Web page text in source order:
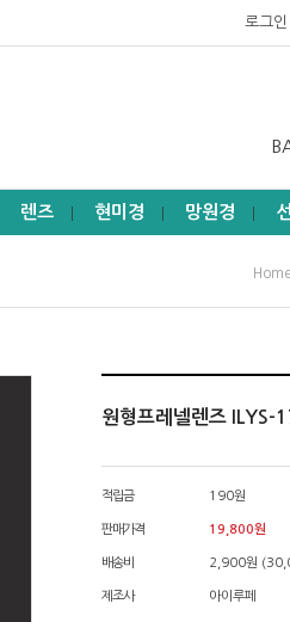
로그인
렌즈 현미경 망원경
원형프레넬렌즈 ILYS-
적립금 190원
판매가격 19,800원
배송비 2,900원
제조사 아이루페